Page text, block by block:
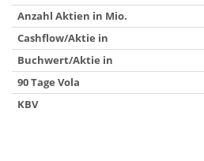
Anzahl Aktien in Mio.
Cashflow/Aktie in
Buchwert/Aktie in
90 Tage Vola
KBV